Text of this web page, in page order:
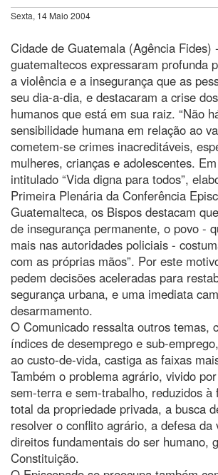
Sexta, 14 Maio 2004
Cidade de Guatemala (Agência Fides)
guatemaltecos expressaram profunda
a violência e a insegurança que as
seu dia-a-dia, e destacaram a crise
humanos que está em sua raiz. “Não
sensibilidade humana em relação ao
cometem-se crimes inacreditáveis,
mulheres, crianças e adolescentes.
intitulado “Vida digna para todos”,
Primeira Plenária da Conferência
Guatemalteca, os Bispos destacam
de insegurança permanente, o povo -
mais nas autoridades policiais -
com as próprias mãos”. Por este
pedem decisões aceleradas para
segurança urbana, e uma imediata
desarmamento.
O Comunicado ressalta outros temas,
índices de desemprego e sub-
ao custo-de-vida, castiga as faixas
Também o problema agrário, vivido
sem-terra e sem-trabalho, reduzidos à
total da propriedade privada, a busca
resolver o conflito agrário, a defesa da
direitos fundamentais do ser humano,
Constituição.